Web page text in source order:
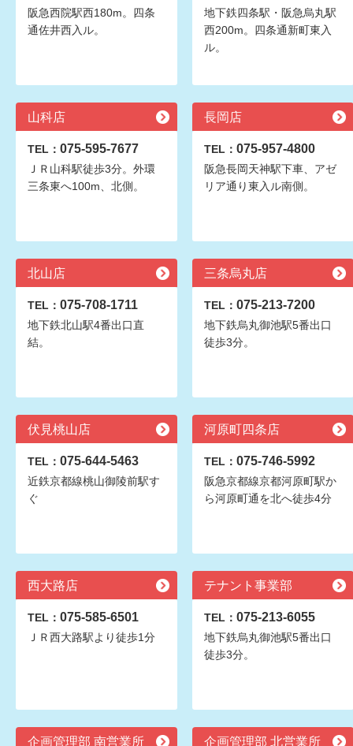
阪急西院駅西180m。四条
通佐井西入ル。
地下鉄四条駅・阪急烏丸駅
西200m。四条通新町東入
ル。
山科店
TEL： 075-595-7677
ＪＲ山科駅徒歩3分。外環
三条東へ100m、北側。
長岡店
TEL： 075-957-4800
阪急長岡天神駅下車、アゼ
リア通り東入ル南側。
北山店
TEL： 075-708-1711
地下鉄北山駅4番出口直
結。
三条烏丸店
TEL： 075-213-7200
地下鉄烏丸御池駅5番出口
徒歩3分。
伏見桃山店
TEL： 075-644-5463
近鉄京都線桃山御陵前駅す
ぐ
河原町四条店
TEL： 075-746-5992
阪急京都線京都河原町駅か
ら河原町通を北へ徒歩4分
西大路店
TEL： 075-585-6501
ＪＲ西大路駅より徒歩1分
テナント事業部
TEL： 075-213-6055
地下鉄烏丸御池駅5番出口
徒歩3分。
企画管理部 南営業所 企画管理部 北営業所